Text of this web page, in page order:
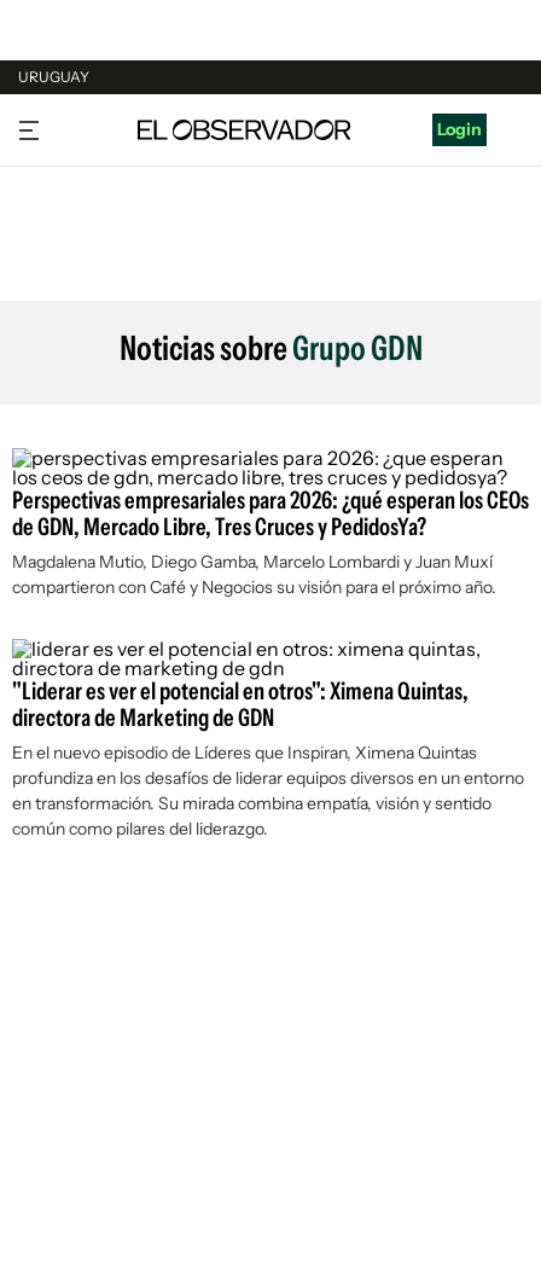
URUGUAY
URUGUAY
ARGENTINA
Login
Noticias sobreGrupo GDN
Perspectivas empresariales para 2026: ¿qué esperan los CEOs
de GDN, Mercado Libre, Tres Cruces y PedidosYa?
Magdalena Mutio, Diego Gamba, Marcelo Lombardi y Juan Muxí
compartieron con Café y Negocios su visión para el próximo año.
"Liderar es ver el potencial en otros": Ximena Quintas,
directora de Marketing de GDN
En el nuevo episodio de Líderes que Inspiran, Ximena Quintas
profundiza en los desafíos de liderar equipos diversos en un entorno
en transformación. Su mirada combina empatía, visión y sentido
común como pilares del liderazgo.